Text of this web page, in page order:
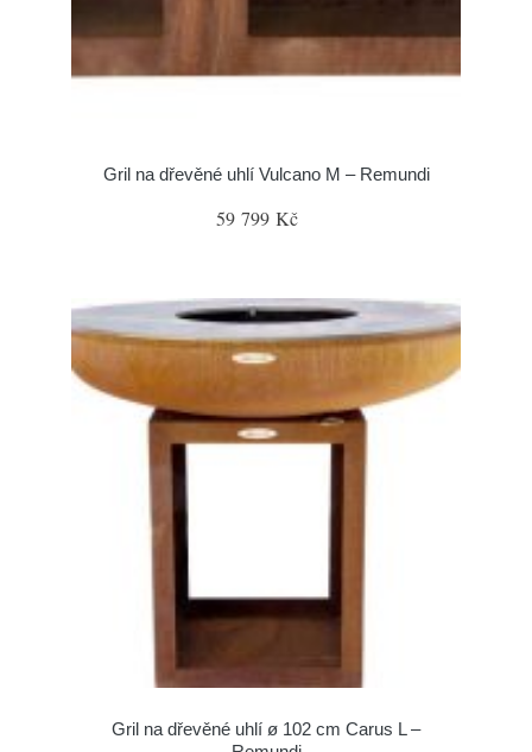
Gril na dřevěné uhlí Vulcano M – Remundi
59 799 Kč
Gril na dřevěné uhlí ø 102 cm Carus L –